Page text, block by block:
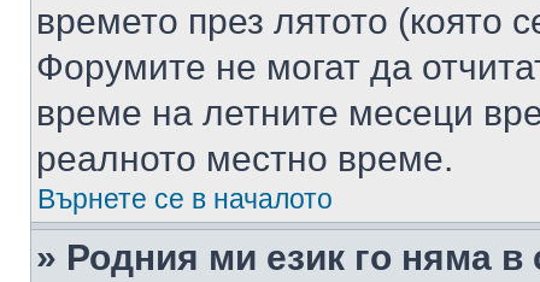
времето през лятото (която
Форумите не могат да
време на летните месеци
реалното местно време.
Върнете се в началото
» Родния ми език го няма в